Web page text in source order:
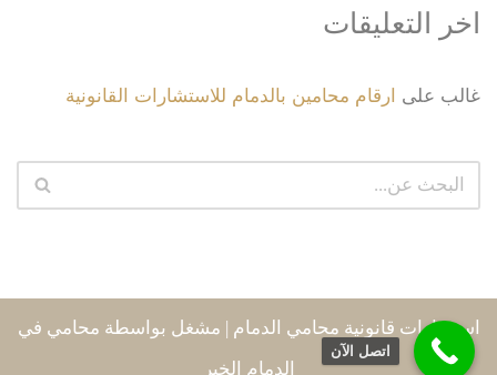
اخر التعليقات
غالب على ارقام محامين بالدمام للاستشارات القانونية
استشارات قانونية محامي الدمام | مشغل بواسطة محامي في
الدمام الخبر
اتصل الآن